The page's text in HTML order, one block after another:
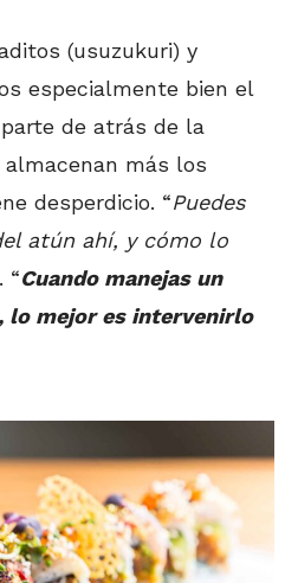
(usuzukuri) y
especialmente bien el
de atrás de la
más los
desperdicio. “Puedes
atún ahí, y cómo lo
“Cuando manejas un
lo mejor es intervenirlo